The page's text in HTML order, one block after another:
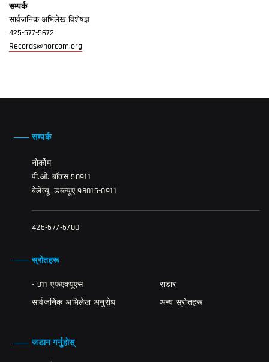
सम्पर्क
सार्वजनिक अभिलेख विशेषज्ञ
425-577-5672
Records@norcom.org
सम्पर्क
नोर्कोम
पी.ओ. बॉक्स 50911
बेलेव्यू, डब्ल्यूए 98015-0911
425-577-5700
स्रोतहरू
- 911 एफएक्यूएस
सार्वजनिक अभिलेख अनुरोध
राडार
अन्य स्रोतहरू
जडान गर्नुहोस्